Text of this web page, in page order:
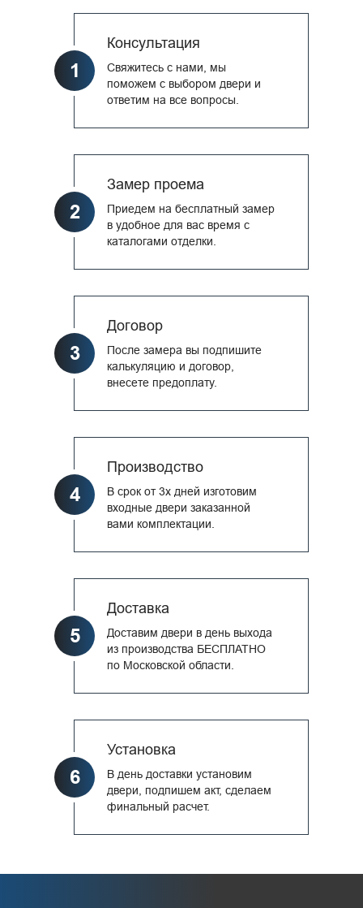
1
Консультация
Свяжитесь с нами, мы
поможем с выбором двери и
ответим на все вопросы.
2
Замер проема
Приедем на бесплатный замер
в удобное для вас время с
каталогами отделки.
3
Договор
После замера вы подпишите
калькуляцию и договор,
внесете предоплату.
4
Производство
В срок от 3х дней изготовим
входные двери заказанной
вами комплектации.
5
Доставка
Доставим двери в день выхода
из производства БЕСПЛАТНО
по Московской области.
6
Установка
В день доставки установим
двери, подпишем акт, сделаем
финальный расчет.